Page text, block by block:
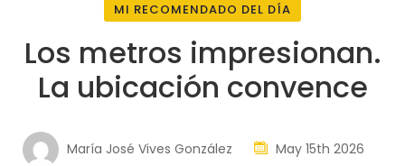
MI RECOMENDADO DEL DÍA
Los metros impresionan.
La ubicación convence
María José Vives González
May 15th 2026